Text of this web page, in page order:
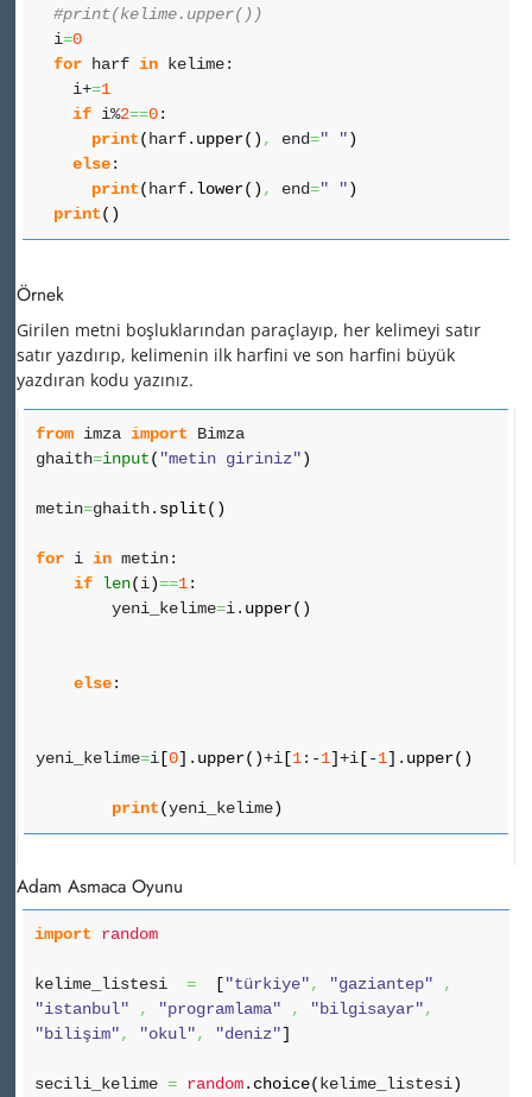
#print(kelime.upper())
i=0
for harf in kelime:
i+=1
if i%2==0:
print( harf. upper( ) , end=" ")
else:
print( harf. lower( ) , end=" ")
print( )
Örnek
Girilen metni boşluklarından paraçlayıp, her kelimeyi satır
satır yazdırıp, kelimenin ilk harfini ve son harfini büyük
yazdıran kodu yazınız.
from imza import Bimza
ghaith=input( "metin giriniz")
metin=ghaith. split( )
for i in metin:
if len(i)==1:
yeni_kelime=i. upper( )
else:
yeni_kelime=i [0] . upper( )+i [1:-1]+i [-1] . upper( )
print(yeni_kelime)
Adam Asmaca Oyunu
import random
kelime_listesi = ["türkiye", "gaziantep"
,
"istanbul"
, "programlama" , "bilgisayar",
"bilişim", "okul", "deniz"]
secili_kelime = random. choice( kelime_listesi)